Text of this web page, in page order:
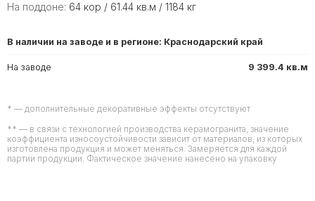
На поддоне: 64 кор / 61.44 кв.м / 1184 кг
В наличии на заводе и в регионе: Краснодарский край
На заводе 9 399.4 кв.м
* — дополнительные декоративные эффекты отсутствуют
** — в связи с технологией производства керамогранита, значение
коэффициента износоустойчивости зависит от материалов, из которых
изготовлена продукция и может меняться. Замеряется для каждой
партии продукции. Фактическое значение нанесено на упаковку